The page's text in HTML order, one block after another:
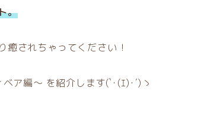
。
癒されちゃってください！
ア編〜 を紹介します(`･(ｴ)･´)ゝ